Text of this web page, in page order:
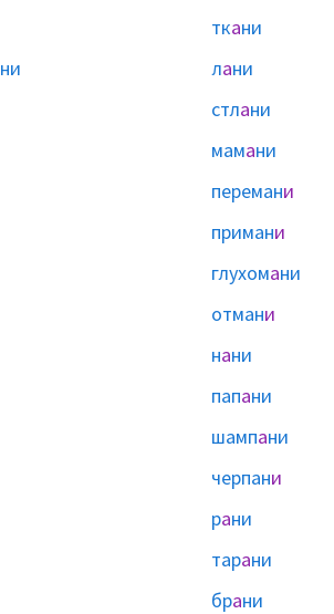
ткани
ни лани
стлани
мамани
перемани
примани
глухомани
отмани
нани
папани
шампани
черпани
рани
тарани
брани